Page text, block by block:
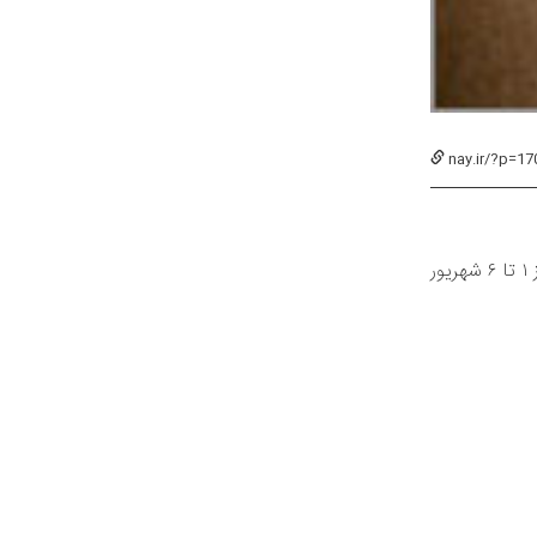
nay.ir/
به گزارش نای، نخستین هفته‌ی موسیقی نواحی کشور با مشارکت دفتر موسیقی وزارت فرهنگ و ارشاد اسلامی و بنیاد فرهنگی هنری رودکی از ۱ تا ۶ شهریور